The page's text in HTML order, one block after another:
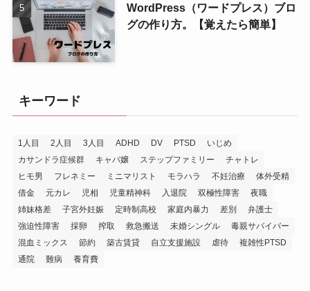
WordPress（ワードプレス）ブロ
グの作り方。【覚えたら簡単】
キーワード
1人目 2人目 3人目 ADHD DV PTSD
いじめ
カサンドラ症候群
キャバ嬢 ステップファミリー
チャトレ
ヒモ男
フレネミー ミニマリスト モラハラ 不妊治療
体外受精
借金
元カレ 児相 児童精神科 入退院 双極性障害
夜職
姉妹格差
子宮外妊娠 定時制高校 家庭内暴力 差別
弁護士
強迫性障害
採卵 搾取 救急搬送 未婚シングル
毒親サバイバー
混血ミックス
節約 築古賃貸 自立支援施設 虐待
複雑性PTSD
通院
難病 養育費